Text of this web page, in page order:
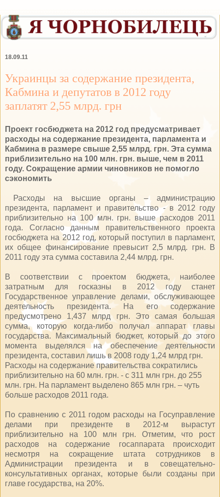
18.09.11
Украинцы за содержание президента,
Кабмина и депутатов в 2012 году
заплатят 2,55 млрд. грн
Проект госбюджета на 2012 год предусматривает
расходы на содержание президента, парламента и
Кабмина в размере свыше 2,55 млрд. грн. Эта сумма
приблизительно на 100 млн. грн. выше, чем в 2011
году. Сокращение армии чиновников не помогло
сэкономить
Расходы на высшие органы – администрацию
президента, парламент и правительство - в 2012 году
приблизительно на 100 млн. грн. выше расходов 2011
года. Согласно данным правительственного проекта
госбюджета на 2012 год, который поступил в парламент,
их общее финансирование превысит 2,5 млрд. грн. В
2011 году эта сумма составила 2,44 млрд. грн.
В соответствии с проектом бюджета, наиболее
затратным для госказны в 2012 году станет
Государственное управление делами, обслуживающее
деятельность президента. На его содержание
предусмотрено 1,437 млрд грн. Это самая большая
сумма, которую когда-либо получал аппарат главы
государства. Максимальный бюджет, который до этого
момента выделялся на обеспечение деятельности
президента, составил лишь в 2008 году 1,24 млрд грн.
Расходы на содержание правительства сократились
приблизительно на 60 млн. грн. - с 311 млн грн. до 255
млн. грн. На парламент выделено 865 млн грн. – чуть
больше расходов 2011 года.
По сравнению с 2011 годом расходы на Госуправление
делами при президенте в 2012-м вырастут
приблизительно на 100 млн грн. Отметим, что рост
расходов на содержание госаппарата происходит
несмотря на сокращение штата сотрудников в
Администрации президента и в совещательно-
консультативных органах, которые были созданы при
главе государства, на 20%.